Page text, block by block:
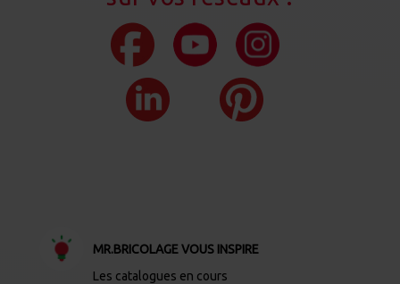
MR.BRICOLAGE VOUS INSPIRE
Les catalogues en cours